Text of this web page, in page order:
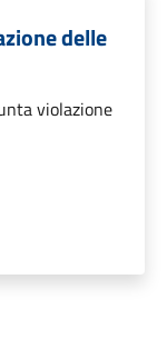
delle
violazione